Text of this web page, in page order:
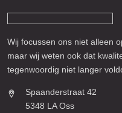
Wij focussen ons niet alleen
maar wij weten ook dat
tegenwoordig niet langer
Spaanderstraat 42
5348 LA Oss